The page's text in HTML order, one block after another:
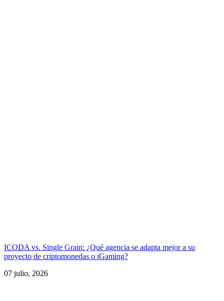
ICODA vs. Single Grain: ¿Qué agencia se adapta mejor a su
proyecto de criptomonedas o iGaming?
07 julio, 2026